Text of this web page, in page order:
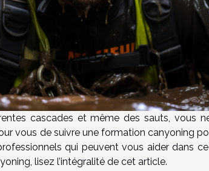
cascades et même des sauts, vous
vous de suivre une formation canyoning
qui peuvent vous aider dans
lisez l’intégralité de cet article.